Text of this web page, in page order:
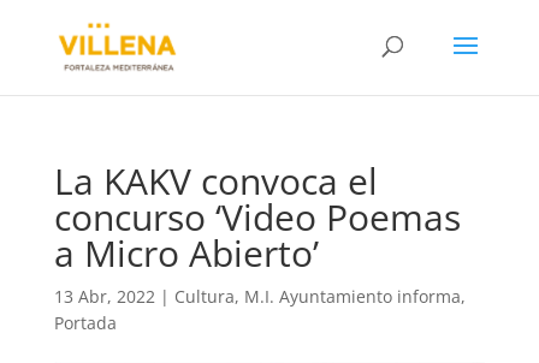
La KAKV convoca el
concurso ‘Video Poemas
a Micro Abierto’
13 Abr, 2022| Cultura, M.I. Ayuntamiento informa,
Portada